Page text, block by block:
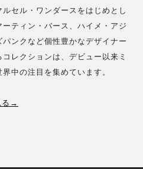
セル・ワンダースをはじめとし
ティン・バース、ハイメ・アジ
ンクなど個性豊かなデザイナー
レクションは、デビュー以来ミ
中の注目を集めています。
る→